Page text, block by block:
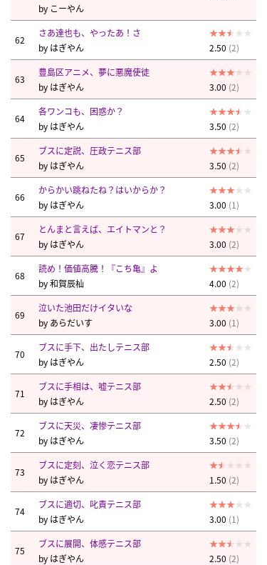
by こーやん
62
さあ達也も、やったあ！さ
by はぎやん 2.50 (2)
63
豊島区アニメ、夢に悪魔使徒
by はぎやん 3.00 (2)
64
各ワンコも、困惑か？
by はぎやん 3.50 (2)
65
ブスに定説、圧政テニス部
by はぎやん 3.50 (2)
66
からかい跳ねたね？はいからか？
by はぎやん 3.00 (1)
67
とんまと言えば、エイトマンと？
by はぎやん 3.00 (2)
68
読め！価値高騰！『こち亀』よ
by和賀辰杣 4.00 (2)
69
泣いた池田だけイタいな
by あらだいす 3.00 (1)
70
ブスに手下、出たしテニス部
by はぎやん 2.50 (2)
71
ブスに手相は、嘘テニス部
by はぎやん 2.50 (2)
72
ブスに天災、凄惨テニス部
by はぎやん 3.50 (2)
73
ブスに定刻、泣く恋テニス部
by はぎやん 1.50 (2)
74
ブスに適切、叱責テニス部
by はぎやん 3.00 (1)
75
ブスに展開、体感テニス部
by はぎやん 2.50 (2)